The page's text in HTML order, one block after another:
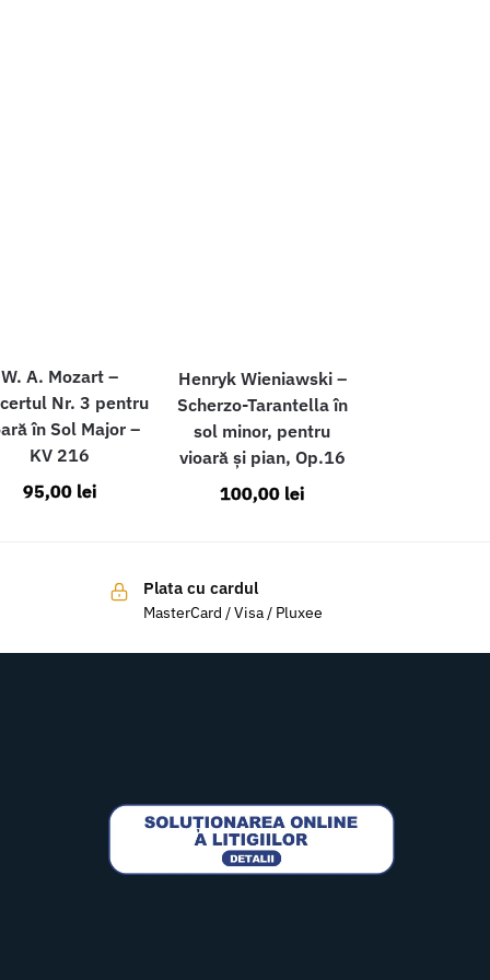
W. A. Mozart –
Nr. 3 pentru
în Sol Major –
KV 216
95,00 lei
Henryk Wieniawski –
Scherzo-Tarantella în
sol minor, pentru
vioară și pian, Op.16
100,00 lei
Plata cu cardul
MasterCard / Visa / Pluxee